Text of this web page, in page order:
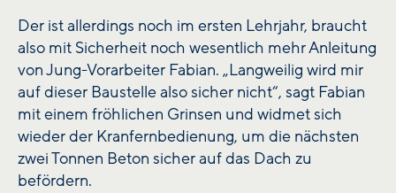
Der ist allerdings noch im ersten Lehrjahr, braucht
also mit Sicherheit noch wesentlich mehr Anleitung
von Jung-Vorarbeiter Fabian. „Langweilig wird mir
auf dieser Baustelle also sicher nicht“, sagt Fabian
mit einem fröhlichen Grinsen und widmet sich
wieder der Kranfernbedienung, um die nächsten
zwei Tonnen Beton sicher auf das Dach zu
befördern.